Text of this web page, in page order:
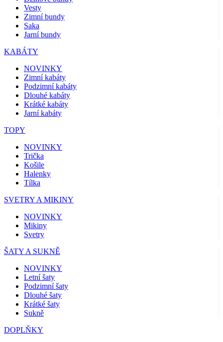
Vesty
Zimní bundy
Saka
Jarní bundy
KABÁTY
NOVINKY
Zimní kabáty
Podzimní kabáty
Dlouhé kabáty
Krátké kabáty
Jarní kabáty
TOPY
NOVINKY
Trička
Košile
Halenky
Tílka
SVETRY A MIKINY
NOVINKY
Mikiny
Svetry
ŠATY A SUKNĚ
NOVINKY
Letní šaty
Podzimní šaty
Dlouhé šaty
Krátké šaty
Sukně
DOPLŇKY